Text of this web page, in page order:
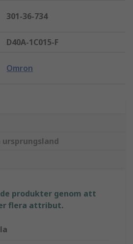
301-36-734
D40A-1C015-F
Omron
produkter genom att
flera attribut.